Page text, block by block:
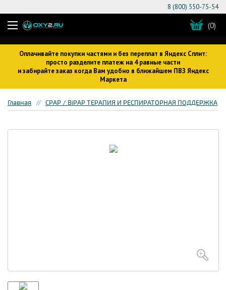
Оплачивайте покупки частями и без переплат в Яндекс Сплит:
просто разделите платеж на 4 равные части
и забирайте заказ когда Вам удобно в ближайшем ПВЗ Яндекс
Маркета
8 (800) 550-75-54
(0)
Главная CPAP / BiPAP ТЕРАПИЯ И РЕСПИРАТОРНАЯ ПОДДЕРЖКА